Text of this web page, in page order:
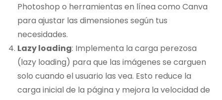
Photoshop o herramientas en línea como Canva
para ajustar las dimensiones según tus
necesidades.
Lazy loading: Implementa la carga perezosa
(lazy loading) para que las imágenes se carguen
solo cuando el usuario las vea. Esto reduce la
carga inicial de la página y mejora la velocidad de